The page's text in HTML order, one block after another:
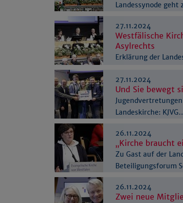
Landessynode geht
27.11.2024
Westfälische
Asylrechts
Erklärung der
27.11.2024
Und Sie bewegt
Landeskirche:
26.11.2024
„Kirche braucht
Zu Gast auf der
Beteiligungsforum
26.11.2024
Zwei neue